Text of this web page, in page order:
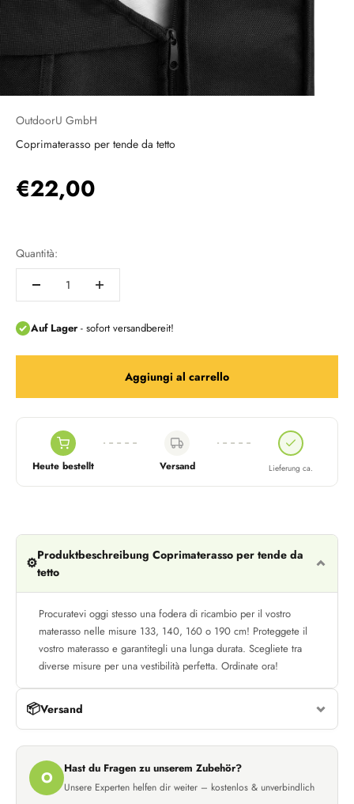
OutdoorU GmbH
Coprimaterasso per tende da tetto
Prezzo scontato
€22,00
Quantità:
Aggiungi al carrello
Heute bestellt Versand Lieferung ca.
⚙️Produktbeschreibung Coprimaterasso per tende da
tetto
Procuratevi oggi stesso una fodera di ricambio per il vostro
materasso nelle misure 133, 140, 160 o 190 cm! Proteggete il
vostro materasso e garantitegli una lunga durata. Scegliete tra
diverse misure per una vestibilità perfetta. Ordinate ora!
📦Versand
O Hast du Fragen zu unserem Zubehör?
Unsere Experten helfen dir weiter – kostenlos & unverbindlich